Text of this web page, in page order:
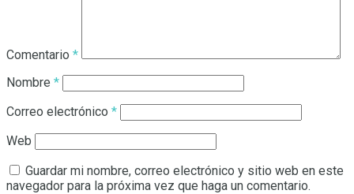
Comentario *
Nombre *
Correo electrónico *
Web
Guardar mi nombre, correo electrónico y sitio web en este
navegador para la próxima vez que haga un comentario.